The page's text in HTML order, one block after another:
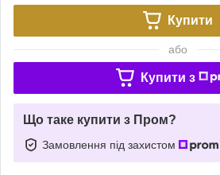
Купити
або
Купити з
Що таке купити з Пром?
Замовлення під захистом